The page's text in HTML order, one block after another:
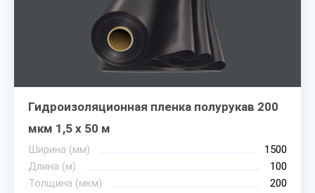
Гидроизоляционная пленка полурукав 200
мкм 1,5 х 50 м
Ширина (мм)
1500
Длина (м)
100
Толщина (мкм)
200